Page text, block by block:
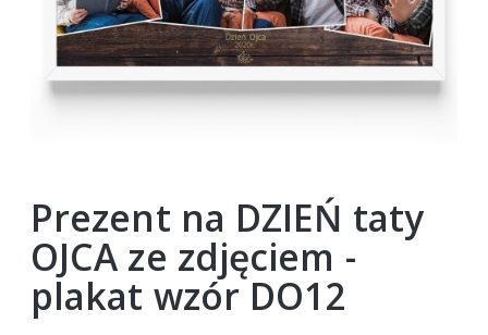
Prezent na DZIEŃ taty
OJCA ze zdjęciem -
plakat wzór DO12